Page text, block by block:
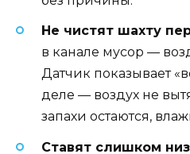
Не чистят шахту
в канале мусор —
Датчик показывает
деле — воздух не
запахи остаются,
Ставят слишком